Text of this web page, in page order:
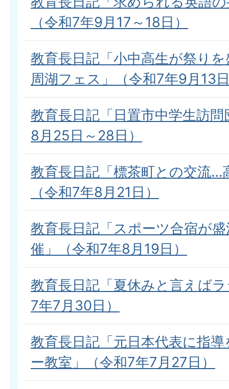
（令和7年9月17～18日）
教育長日記「小中高生が祭り
周湖フェス」（令和7年9月13
教育長日記「日置市中学生訪
8月25日～28日）
教育長日記「標茶町との交流…
（令和7年8月21日）
教育長日記「スポーツ合宿が
催」（令和7年8月19日）
教育長日記「夏休みと言えば
7年7月30日）
教育長日記「元日本代表に指
ー教室」（令和7年7月27日）